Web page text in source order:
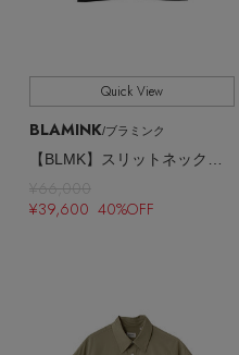
Quick View
BLAMINK/ブラミンク
¥66,000
¥39,600 40%OFF